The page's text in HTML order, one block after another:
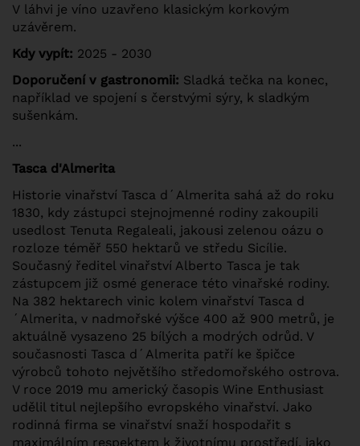
V láhvi je víno uzavřeno klasickým korkovým
uzávěrem.
Kdy vypít: 2025 - 2030
Doporučení v gastronomii: Sladká tečka na konec,
například ve spojení s čerstvými sýry, k sladkým
sušenkám.
...
Tasca d'Almerita
Historie vinařství Tasca d´Almerita sahá až do roku
1830, kdy zástupci stejnojmenné rodiny zakoupili
usedlost Tenuta Regaleali, jakousi zelenou oázu o
rozloze téměř 550 hektarů ve středu Sicílie.
Současný ředitel vinařství Alberto Tasca je tak
zástupcem již osmé generace této vinařské rodiny.
Na 382 hektarech vinic kolem vinařství Tasca d
´Almerita, v nadmořské výšce 400 až 900 metrů, je
aktuálně vysazeno 25 bílých a modrých odrůd. V
současnosti Tasca d´Almerita patří ke špičce
výrobců tohoto největšího středomořského ostrova.
V roce 2019 mu americký časopis Wine Enthusiast
udělil titul nejlepšího evropského vinařství. Jako
rodinná firma se vinařství snaží hospodařit s
maximálním respektem k životnímu prostředí, jako